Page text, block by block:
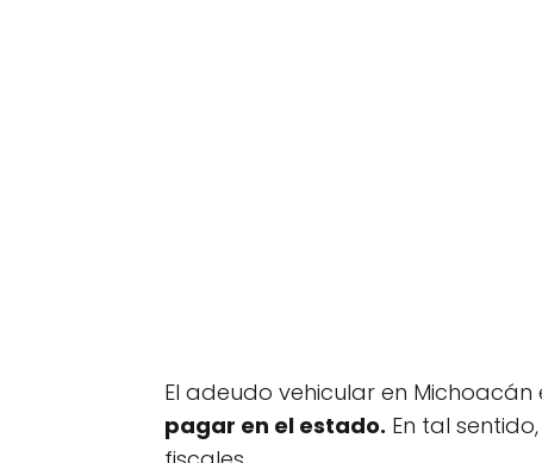
El adeudo vehicular en
pagar en el estado. En tal